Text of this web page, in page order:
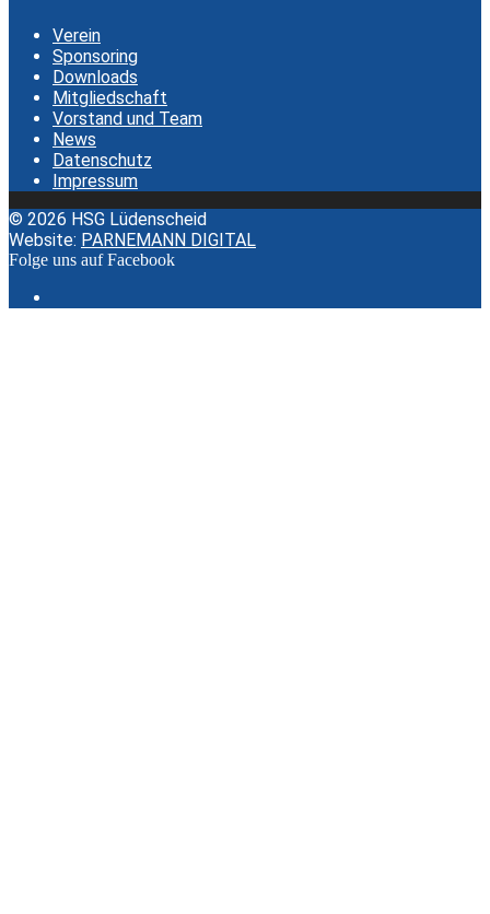
Verein
Sponsoring
Downloads
Mitgliedschaft
Vorstand und Team
News
Datenschutz
Impressum
© 2026 HSG Lüdenscheid
Website: PARNEMANN DIGITAL
Folge uns auf Facebook